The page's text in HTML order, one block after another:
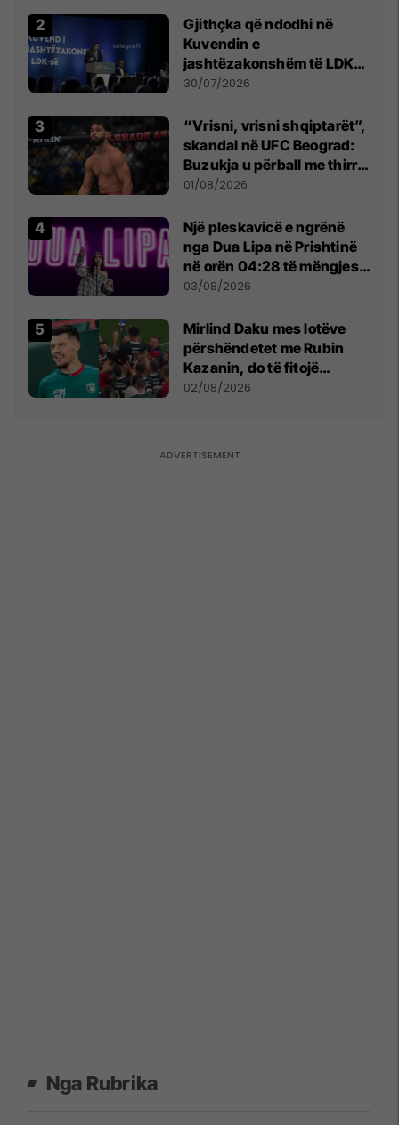
Gjithçka që ndodhi në
Kuvendin e
jashtëzakonshëm të LDK-
së
30/07/2026
“Vrisni, vrisni shqiptarët”,
skandal në UFC Beograd:
Buzukja u përball me thirrje
anti-shqiptare nga
01/08/2026
Një pleskavicë e ngrënë
nga Dua Lipa në Prishtinë
në orën 04:28 të mëngjesit
- dhe bota digjitale serbe
03/08/2026
Mirlind Daku mes lotëve
përshëndetet me Rubin
Kazanin, do të fitojë
miliona te Spartak Moska
02/08/2026
Nga Rubrika